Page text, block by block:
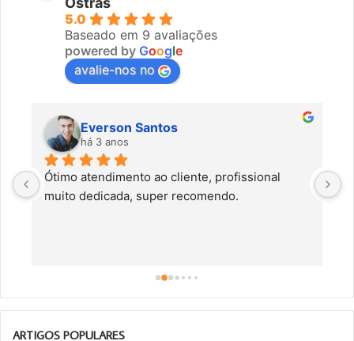
5.0
Baseado em 9 avaliações
powered by Google
avalie-nos no
Everson Santos
há 3 anos
Ótimo atendimento ao cliente, profissional
muito dedicada, super recomendo.
ARTIGOS POPULARES